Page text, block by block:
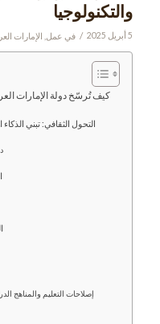
والتكنولوجيا
5 أبريل 2025 / في عمل الإمارات
كيف تُرسّخ دولة الإمارات
التحول الثقافي: تبني
إصلاحات التعليم والمناهج